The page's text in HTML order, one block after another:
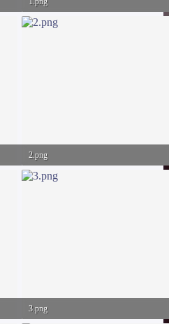
64 KB · Görüntüleme: 46
2.png
73 KB · Görüntüleme: 52
3.png